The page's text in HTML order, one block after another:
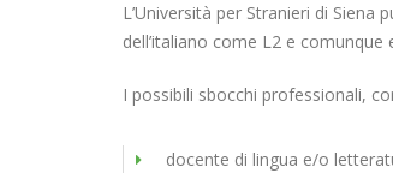
L’Università per Stranieri di
dell’italiano come L2 e
I possibili sbocchi professionali,
docente di lingua e/o